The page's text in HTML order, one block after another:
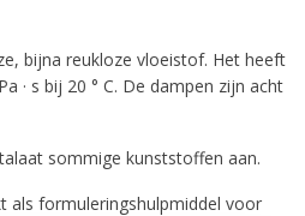
bijna reukloze vloeistof. Het heeft
· s bij 20 ° C. De dampen zijn acht
sommige kunststoffen aan.
als formuleringshulpmiddel voor